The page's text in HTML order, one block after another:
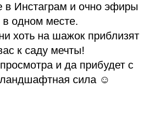
Инстаграм и очно эфиры
в одном месте.
хоть на шажок приблизят
к саду мечты!
и да прибудет с
сила ☺